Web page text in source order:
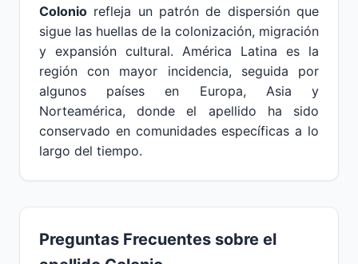
Colonio refleja un patrón de dispersión que
sigue las huellas de la colonización, migración
y expansión cultural. América Latina es la
región con mayor incidencia, seguida por
algunos países en Europa, Asia y
Norteamérica, donde el apellido ha sido
conservado en comunidades específicas a lo
largo del tiempo.
Preguntas Frecuentes sobre el